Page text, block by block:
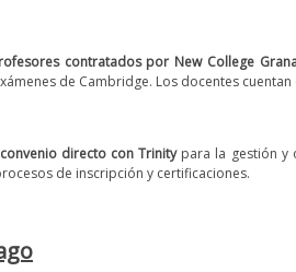
contratados por New College
de Cambridge. Los docentes
convenio directo con Trinitypara la gestión y
de inscripción y certificaciones.